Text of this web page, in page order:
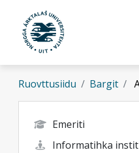
Gå til hovedinnhold
Ruovttusiidu Bargit
Emeriti
Informatihka